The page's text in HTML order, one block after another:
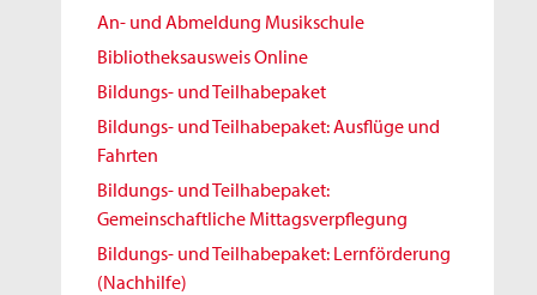
An- und Abmeldung Musikschule
Bibliotheksausweis Online
Bildungs- und Teilhabepaket
Bildungs- und Teilhabepaket: Ausflüge und
Fahrten
Bildungs- und Teilhabepaket:
Gemeinschaftliche Mittagsverpflegung
Bildungs- und Teilhabepaket: Lernförderung
(Nachhilfe)